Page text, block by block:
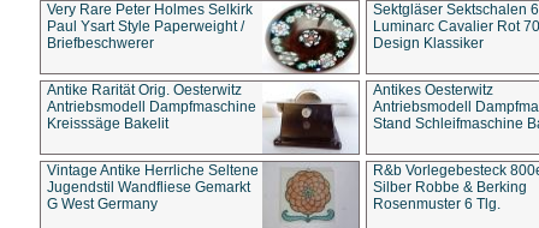
Very Rare Peter Holmes Selkirk
Paul Ysart Style Paperweight /
Briefbeschwerer
Sektgläser Sektschalen
Luminarc Cavalier Rot
Design Klassiker
Antike Rarität Orig. Oesterwitz
Antriebsmodell Dampfmaschine
Kreisssäge Bakelit
Antikes Oesterwitz
Antriebsmodell
Stand Schleifmaschine
Vintage Antike Herrliche Seltene
Jugendstil Wandfliese Gemarkt
G West Germany
R&b Vorlegebesteck
Silber Robbe & Berking
Rosenmuster 6 Tlg.